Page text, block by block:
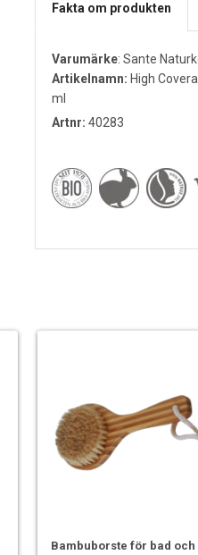
Fakta om produkten
Varumärke: Sante
Artikelnamn: High
ml
Artnr: 40283
Bambuborste för bad och